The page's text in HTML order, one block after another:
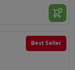
Best Seller